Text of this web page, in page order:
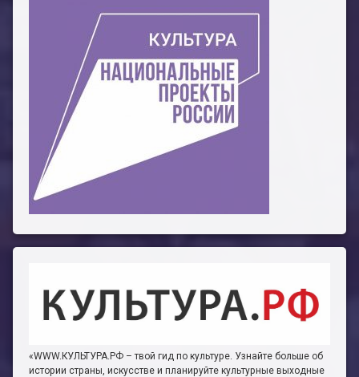
«WWW.КУЛЬТУРА.РФ – твой гид по культуре. Узнайте больше об
истории страны, искусстве и планируйте культурные выходные